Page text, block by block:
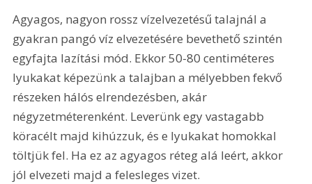
Agyagos, nagyon rossz vízelvezetésű talajnál a
gyakran pangó víz elvezetésére bevethető szintén
egyfajta lazítási mód. Ekkor 50-80 centiméteres
lyukakat képezünk a talajban a mélyebben fekvő
részeken hálós elrendezésben, akár
négyzetméterenként. Leverünk egy vastagabb
köracélt majd kihúzzuk, és e lyukakat homokkal
töltjük fel. Ha ez az agyagos réteg alá leért, akkor
jól elvezeti majd a felesleges vizet.